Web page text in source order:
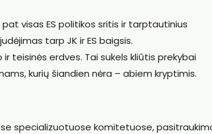
visas ES politikos sritis ir tarptautinius
tarp JK ir ES baigsis.
teisinės erdves. Tai sukels kliūtis prekybai
kurių šiandien nėra – abiem kryptimis.
specializuotuose komitetuose,